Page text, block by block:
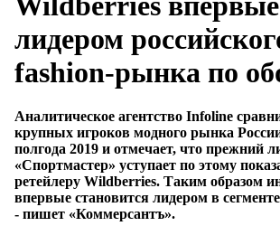
лидером
fashion-рынка по
Аналитическое агентство Infoline
крупных игроков модного рынка
полгода 2019 и отмечает, что прежний
«Спортмастер» уступает по этому
ретейлеру Wildberries. Таким образом
впервые становится лидером в
- пишет «Коммерсантъ».